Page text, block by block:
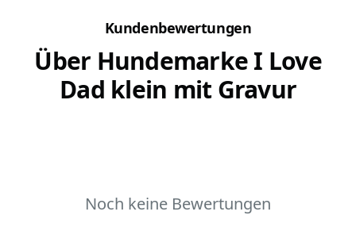
Kundenbewertungen
Über Hundemarke I Love
Dad klein mit Gravur
Noch keine Bewertungen